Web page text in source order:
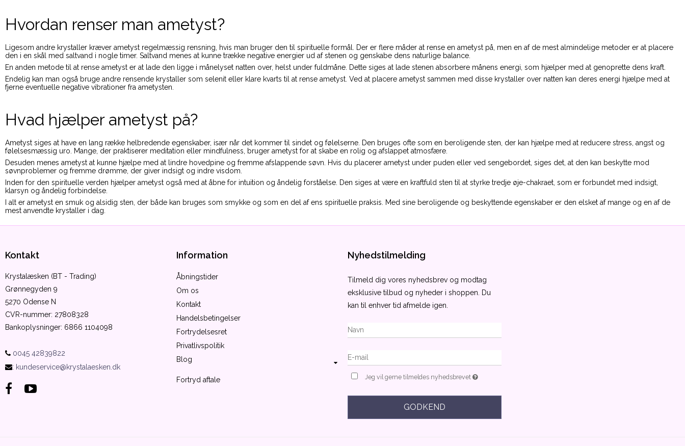
Hvordan renser man ametyst?
Ligesom andre krystaller kræver ametyst regelmæssig rensning, hvis man bruger den til spirituelle formål. Der er flere måder at rense en ametyst på, men en af de mest almindelige metoder er at placere
den i en skål med saltvand i nogle timer. Saltvand menes at kunne trække negative energier ud af stenen og genskabe dens naturlige balance.
En anden metode til at rense ametyst er at lade den ligge i månelyset natten over, helst under fuldmåne. Dette siges at lade stenen absorbere månens energi, som hjælper med at genoprette dens kraft.
Endelig kan man også bruge andre rensende krystaller som selenit eller klare kvarts til at rense ametyst. Ved at placere ametyst sammen med disse krystaller over natten kan deres energi hjælpe med at
fjerne eventuelle negative vibrationer fra ametysten.
Hvad hjælper ametyst på?
Ametyst siges at have en lang række helbredende egenskaber, især når det kommer til sindet og følelserne. Den bruges ofte som en beroligende sten, der kan hjælpe med at reducere stress, angst og
følelsesmæssig uro. Mange, der praktiserer meditation eller mindfulness, bruger ametyst for at skabe en rolig og afslappet atmosfære.
Desuden menes ametyst at kunne hjælpe med at lindre hovedpine og fremme afslappende søvn. Hvis du placerer ametyst under puden eller ved sengebordet, siges det, at den kan beskytte mod
søvnproblemer og fremme drømme, der giver indsigt og indre visdom.
Inden for den spirituelle verden hjælper ametyst også med at åbne for intuition og åndelig forståelse. Den siges at være en kraftfuld sten til at styrke tredje øje-chakraet, som er forbundet med indsigt,
klarsyn og åndelig forbindelse.
I alt er ametyst en smuk og alsidig sten, der både kan bruges som smykke og som en del af ens spirituelle praksis. Med sine beroligende og beskyttende egenskaber er den elsket af mange og en af de
mest anvendte krystaller i dag.
Kontakt
Krystalæsken (BT - Trading)
Grønnegyden 9
5270 Odense N
CVR-nummer: 27808328
Bankoplysninger: 6866 1104098
0045 42839822
: kundeservice@krystalaesken.dk
Information
Åbningstider
Om os
Kontakt
Handelsbetingelser
Fortrydelsesret
Privatlivspolitik
Blog
Fortryd aftale
Nyhedstilmelding
Tilmeld dig vores nyhedsbrev og modtag
eksklusive tilbud og nyheder i shoppen. Du
kan til enhver tid afmelde igen.
Jeg vil gerne tilmeldes nyhedsbrevet
GODKEND